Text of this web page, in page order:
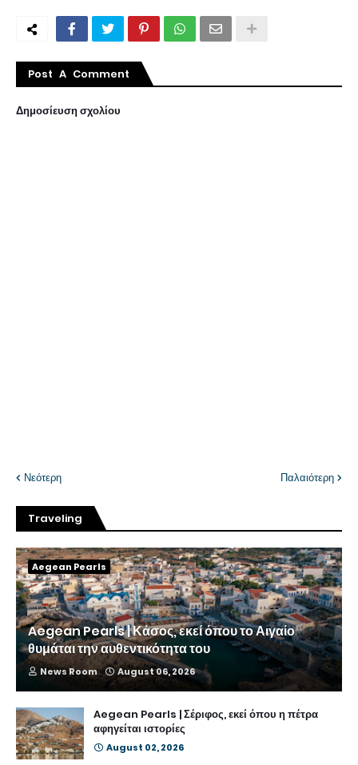
Post A Comment
Δημοσίευση σχολίου
Νεότερη Παλαιότερη
Traveling
Aegean Pearls
Aegean Pearls | Κάσος, εκεί όπου το Αιγαίο
θυμάται την αυθεντικότητα του
News Room August 06, 2026
Aegean Pearls | Σέριφος, εκεί όπου η πέτρα
αφηγείται ιστορίες
August 02, 2026